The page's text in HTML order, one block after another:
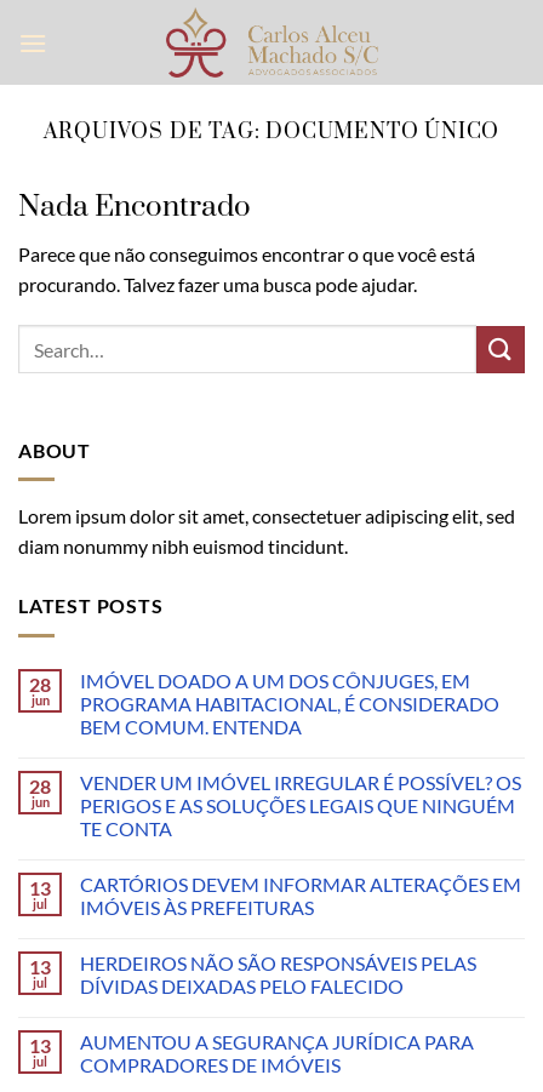
ARQUIVOS DE TAG:DOCUMENTO ÚNICO
Nada Encontrado
Parece que não conseguimos encontrar o que você está
procurando. Talvez fazer uma busca pode ajudar.
ABOUT
Lorem ipsum dolor sit amet, consectetuer adipiscing elit, sed
diam nonummy nibh euismod tincidunt.
LATEST POSTS
28
jun
IMÓVEL DOADO A UM DOS CÔNJUGES, EM
PROGRAMA HABITACIONAL, É CONSIDERADO
BEM COMUM. ENTENDA
28
jun
VENDER UM IMÓVEL IRREGULAR É POSSÍVEL? OS
PERIGOS E AS SOLUÇÕES LEGAIS QUE NINGUÉM
TE CONTA
13
jul
CARTÓRIOS DEVEM INFORMAR ALTERAÇÕES EM
IMÓVEIS ÀS PREFEITURAS
13
jul
HERDEIROS NÃO SÃO RESPONSÁVEIS PELAS
DÍVIDAS DEIXADAS PELO FALECIDO
13
jul
AUMENTOU A SEGURANÇA JURÍDICA PARA
COMPRADORES DE IMÓVEIS